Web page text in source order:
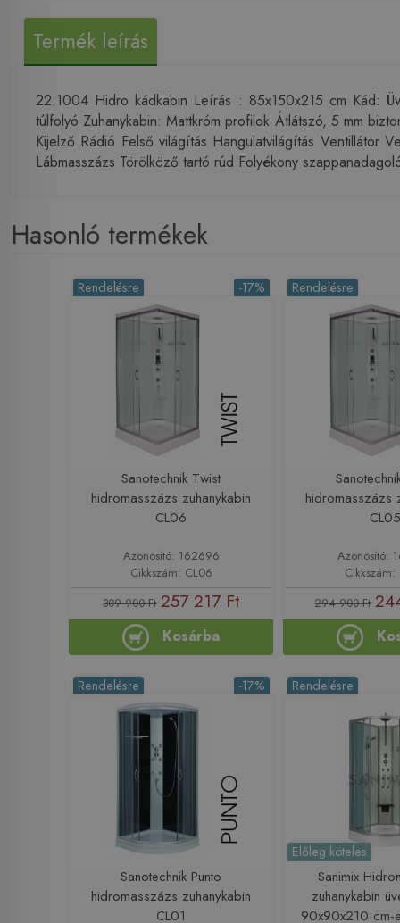
Termék leírás
22.1004 Hidro kádkabin Leírás : 85x150x215 cm Kád:
túlfolyó Zuhanykabin: Mattkróm profilok Átlátszó, 5 mm
Kijelző Rádió Felső világítás Hangulatvilágítás Ventillátor
Lábmasszázs Törölköző tartó rúd Folyékony
Hasonló termékek
-17%
Rendelésre
Sanotechnik Twist
hidromasszázs zuhanykabin
CL06
Azonosító: 162696
Cikkszám: CL06
309 900 Ft 257 217 Ft
Kosárba
Rendelésre
hidromasszázs
CL05
Azonosító:
Cikkszám:
294 900 Ft
-17%
Rendelésre
Sanotechnik Punto
hidromasszázs zuhanykabin
CL01
Rendelésre
Előleg köteles
Sanimix
zuhanykabin
90x90x210